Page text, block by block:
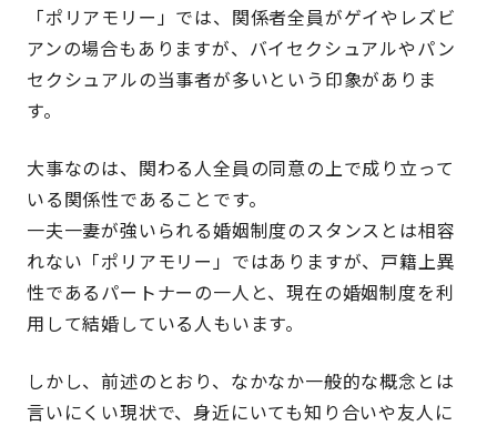
「ポリアモリー」では、関係者全員がゲイやレズビ
アンの場合もありますが、バイセクシュアルやパン
セクシュアルの当事者が多いという印象がありま
す。
大事なのは、 関わる人全員の同意の上で成り立って
いる関係性であることです。
一夫一妻が強いられる婚姻制度のスタンスとは相容
れない「ポリアモリー」ではありますが、戸籍上異
性であるパートナーの一人と、現在の婚姻制度を利
用して結婚している人もいます。
しかし、前述のとおり、なかなか一般的な概念とは
言いにくい現状で、身近にいても知り合いや友人に